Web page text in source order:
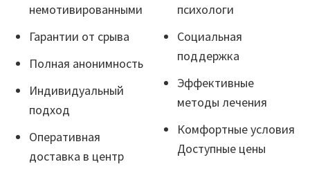
немотивированными
Гарантии от срыва
Полная анонимность
Индивидуальный
подход
Оперативная
доставка в центр
психологи
Социальная
поддержка
Эффективные
методы лечения
Комфортные условия
Доступные цены